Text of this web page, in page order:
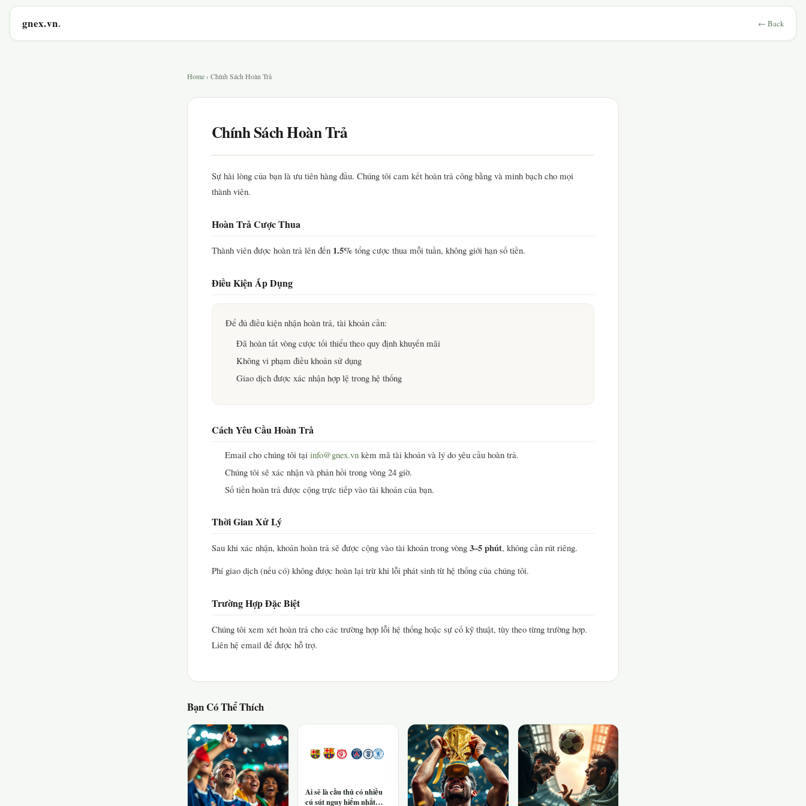
gnex.vn. ← Back
Home › Chính Sách Hoàn Trả
Chính Sách Hoàn Trả
Sự hài lòng của bạn là ưu tiên hàng đầu. Chúng tôi cam kết hoàn trả công bằng và minh bạch cho mọi
thành viên.
Hoàn Trả Cược Thua
Thành viên được hoàn trả lên đến 1.5% tổng cược thua mỗi tuần, không giới hạn số tiền.
Điều Kiện Áp Dụng
Để đủ điều kiện nhận hoàn trả, tài khoản cần:
Đã hoàn tất vòng cược tối thiểu theo quy định khuyến mãi
Không vi phạm điều khoản sử dụng
Giao dịch được xác nhận hợp lệ trong hệ thống
Cách Yêu Cầu Hoàn Trả
Email cho chúng tôi tại info@gnex.vn kèm mã tài khoản và lý do yêu cầu hoàn trả.
Chúng tôi sẽ xác nhận và phản hồi trong vòng 24 giờ.
Số tiền hoàn trả được cộng trực tiếp vào tài khoản của bạn.
Thời Gian Xử Lý
Sau khi xác nhận, khoản hoàn trả sẽ được cộng vào tài khoản trong vòng 3–5 phút, không cần rút riêng.
Phí giao dịch (nếu có) không được hoàn lại trừ khi lỗi phát sinh từ hệ thống của chúng tôi.
Trường Hợp Đặc Biệt
Chúng tôi xem xét hoàn trả cho các trường hợp lỗi hệ thống hoặc sự cố kỹ thuật, tùy theo từng trường hợp.
Liên hệ email để được hỗ trợ.
Bạn Có Thể Thích
Ai sẽ là cầu thủ có nhiều
cú sút nguy hiểm nhất